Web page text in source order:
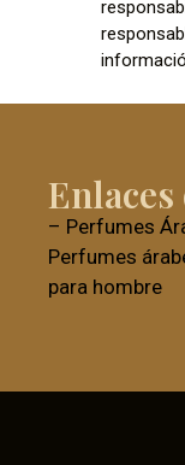
– Perfumes
Perfumes
para hombre